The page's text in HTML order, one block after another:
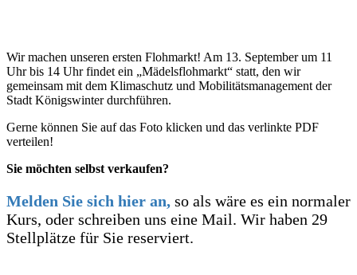
Wir machen unseren ersten Flohmarkt! Am 13. September um 11
Uhr bis 14 Uhr findet ein „Mädelsflohmarkt“ statt, den wir
gemeinsam mit dem Klimaschutz und Mobilitätsmanagement der
Stadt Königswinter durchführen.
Gerne können Sie auf das Foto klicken und das verlinkte PDF
verteilen!
Sie möchten selbst verkaufen?
Melden Sie sich hier an, so als wäre es ein normaler
Kurs, oder schreiben uns eine Mail. Wir haben 29
Stellplätze für Sie reserviert.